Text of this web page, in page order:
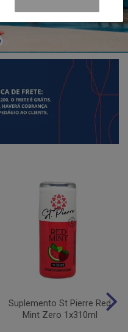
Suplemento St Pierre Red
Mint Zero 1x310ml